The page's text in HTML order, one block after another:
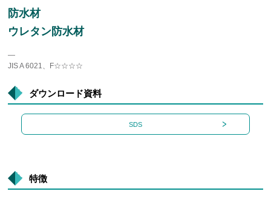
防水材
ウレタン防水材
―
JIS A 6021、F☆☆☆☆
ダウンロード資料
SDS
特徴